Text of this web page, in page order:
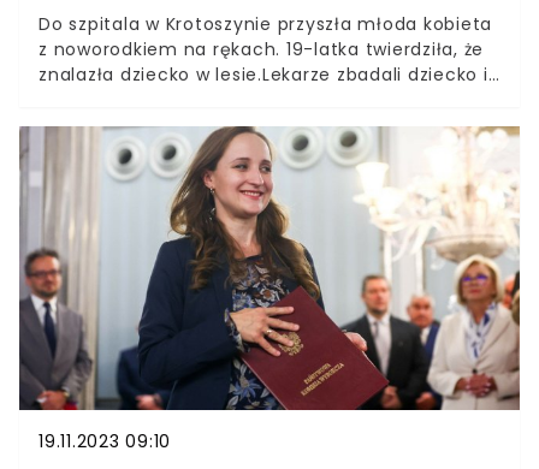
Do szpitala w Krotoszynie przyszła młoda kobieta
z noworodkiem na rękach. 19-latka twierdziła, że
znalazła dziecko w lesie.Lekarze zbadali dziecko i
noworodkowym. W toku śledztwa okazało się, że
młoda kobieta minęła się z prawdą.
19.11.2023 09:10